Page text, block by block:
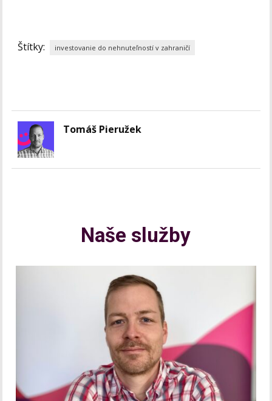
Štítky: investovanie do nehnuteľností v zahraničí
Tomáš Pieružek
Naše služby